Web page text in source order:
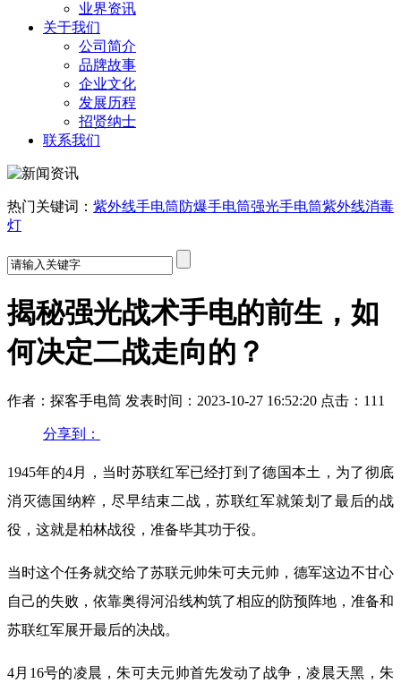
业界资讯
关于我们
公司简介
品牌故事
企业文化
发展历程
招贤纳士
联系我们
热门关键词： 紫外线手电筒防爆手电筒强光手电筒紫外线消毒
灯
揭秘强光战术手电的前生，如
何决定二战走向的？
作者：探客手电筒 发表时间：2023-10-27 16:52:20 点击：111
分享到：
1945年的4月，当时苏联红军已经打到了德国本土，为了彻底
消灭德国纳粹，尽早结束二战，苏联红军就策划了最后的战
役，这就是柏林战役，准备毕其功于役。
当时这个任务就交给了苏联元帅朱可夫元帅，德军这边不甘心
自己的失败，依靠奥得河沿线构筑了相应的防预阵地，准备和
苏联红军展开最后的决战。
4月16号的凌晨，朱可夫元帅首先发动了战争，凌晨天黑，朱